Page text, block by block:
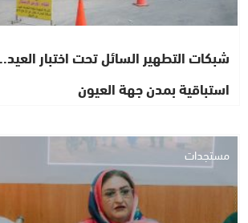
شبكات التطهير السائل تحت اختبار
استباقية بمدن جهة العيون
مستجدات